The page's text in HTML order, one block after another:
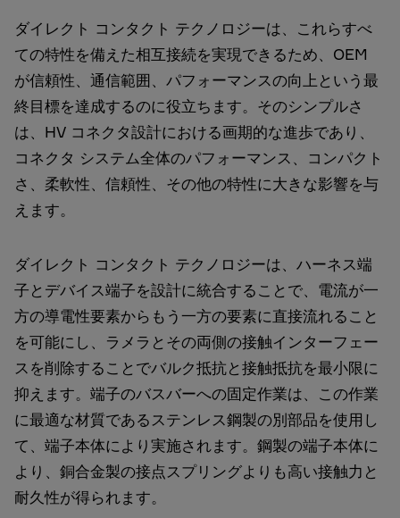
ダイレクト コンタクト テクノロジーは、これらすべ
ての特性を備えた相互接続を実現できるため、OEM
が信頼性、通信範囲、パフォーマンスの向上という最
終目標を達成するのに役立ちます。そのシンプルさ
は、HV コネクタ設計における画期的な進歩であり、
コネクタ システム全体のパフォーマンス、コンパクト
さ、柔軟性、信頼性、その他の特性に大きな影響を与
えます。
ダイレクト コンタクト テクノロジーは、ハーネス端
子とデバイス端子を設計に統合することで、電流が一
方の導電性要素からもう一方の要素に直接流れること
を可能にし、ラメラとその両側の接触インターフェー
スを削除することでバルク抵抗と接触抵抗を最小限に
抑えます。端子のバスバーへの固定作業は、この作業
に最適な材質であるステンレス鋼製の別部品を使用し
て、端子本体により実施されます。鋼製の端子本体に
より、銅合金製の接点スプリングよりも高い接触力と
耐久性が得られます。